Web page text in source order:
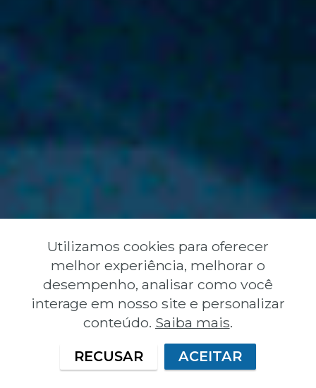
Utilizamos cookies para oferecer
melhor experiência, melhorar o
desempenho, analisar como você
interage em nosso site e personalizar
conteúdo. Saiba mais.
RECUSAR
ACEITAR